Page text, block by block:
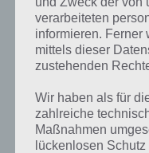
Kräuter
Kräuter ist die Lösung für
1 Wort, doch welche
bestimmten Lösungen
kurze Begriffserklärung!
verarbeiteten
informieren. Ferner
mittels dieser
zustehenden
Wir haben als für
zahlreiche
Maßnahmen
lückenlosen